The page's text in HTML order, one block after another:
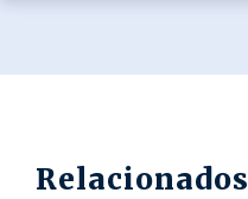
Relacionados